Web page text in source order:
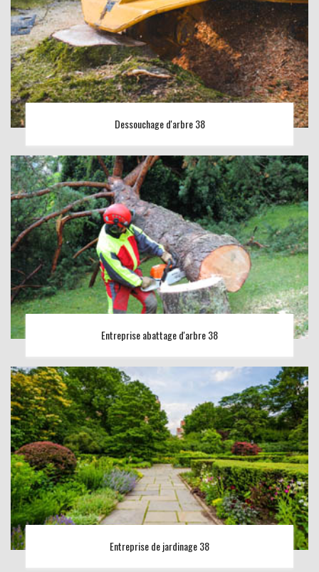
Dessouchage d'arbre 38
Entreprise abattage d'arbre 38
Entreprise de jardinage 38